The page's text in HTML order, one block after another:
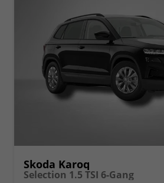
Skoda Karoq
Selection 1.5 TSI 6-Gang